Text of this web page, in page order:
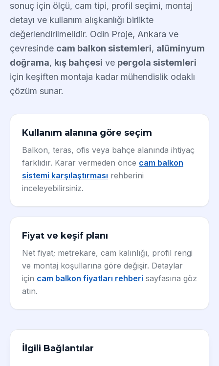
sonuç için ölçü, cam tipi, profil seçimi, montaj
detayı ve kullanım alışkanlığı birlikte
değerlendirilmelidir. Odin Proje, Ankara ve
çevresinde cam balkon sistemleri, alüminyum
doğrama, kış bahçesi ve pergola sistemleri
için keşiften montaja kadar mühendislik odaklı
çözüm sunar.
Kullanım alanına göre seçim
Balkon, teras, ofis veya bahçe alanında ihtiyaç
farklıdır. Karar vermeden önce cam balkon
sistemi karşılaştırması rehberini
inceleyebilirsiniz.
Fiyat ve keşif planı
Net fiyat; metrekare, cam kalınlığı, profil rengi
ve montaj koşullarına göre değişir. Detaylar
için cam balkon fiyatları rehberi sayfasına göz
atın.
İlgili Bağlantılar